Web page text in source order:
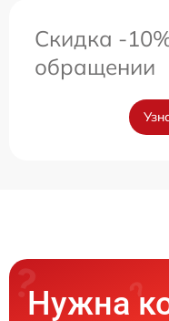
Скидка -
обращении
Нужна